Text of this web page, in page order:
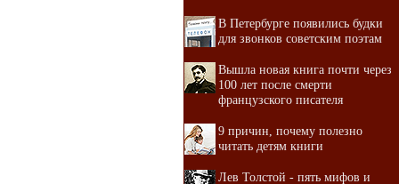
В Петербурге появились будки
для звонков советским поэтам
Вышла новая книга почти через
100 лет после смерти
французского писателя
9 причин, почему полезно
читать детям книги
Лев Толстой - пять мифов и